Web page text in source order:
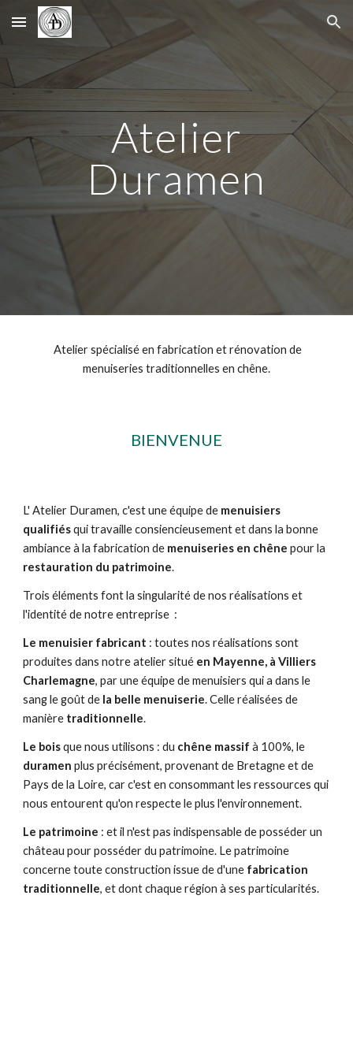
Skip to main content Skip to navigation
Atelier
Duramen
Atelier spécialisé en fabrication et rénovation de
menuiseries traditionnelles en chêne.
BIENVENUE
L' Atelier Duramen, c'est une équipe de menuisiers
qualifiésqui travaille consiencieusement et dans la bonne
ambiance à la fabrication de menuiseries en chêne pour la
restauration du patrimoine.
Trois éléments font la singularité de nos réalisations et
l'identité de notre entreprise :
Le menuisier fabricant : toutes nos réalisations sont
produites dans notre atelier situé en Mayenne, à Villiers
Charlemagne, par une équipe de menuisiers qui a dans le
sang le goût de la belle menuiserie. Celle réalisées de
manière traditionnelle.
Le boisque nous utilisons : du chêne massif à 100%, le
duramen plus précisément, provenant de Bretagne et de
Pays de la Loire, car c'est en consommant les ressources qui
nous entourent qu'on respecte le plus l'environnement.
Le patrimoine : et il n'est pas indispensable de posséder un
château pour posséder du patrimoine. Le patrimoine
concerne toute construction issue de d'une fabrication
traditionnelle, et dont chaque région à ses particularités.